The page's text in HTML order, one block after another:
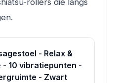
rollers die langs
- Relax &
- 10 vibratiepunten -
- Zwart